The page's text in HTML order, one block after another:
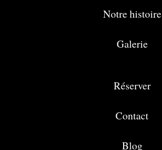
Notre histoire
Galerie
Réserver
Contact
Blog